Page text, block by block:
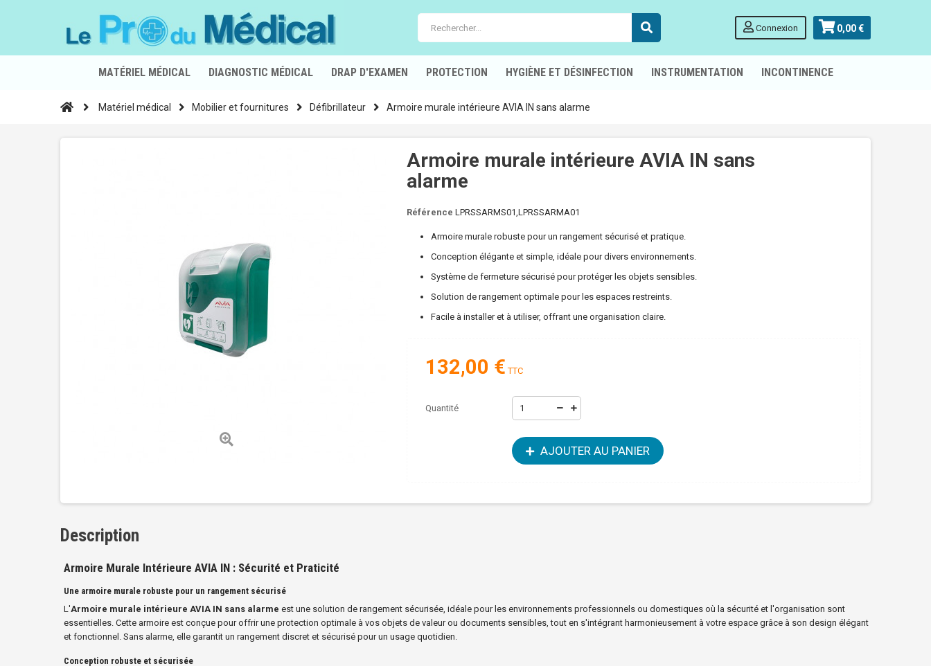
0,00 €
Connexion
MATÉRIEL MÉDICAL DIAGNOSTIC MÉDICAL DRAP D'EXAMEN PROTECTION HYGIÈNE ET DÉSINFECTION INSTRUMENTATION INCONTINENCE
Matériel médical Mobilier et fournitures Défibrillateur Armoire murale intérieure AVIA IN sans alarme
Armoire murale intérieure AVIA IN sans
alarme
Référence LPRSSARMS01,LPRSSARMA01
Armoire murale robuste pour un rangement sécurisé et pratique.
Conception élégante et simple, idéale pour divers environnements.
Système de fermeture sécurisé pour protéger les objets sensibles.
Solution de rangement optimale pour les espaces restreints.
Facile à installer et à utiliser, offrant une organisation claire.
132,00 € TTC
Quantité
AJOUTER AU PANIER
Description
Armoire Murale Intérieure AVIA IN : Sécurité et Praticité
Une armoire murale robuste pour un rangement sécurisé
L'Armoire murale intérieure AVIA IN sans alarme est une solution de rangement sécurisée, idéale pour les environnements professionnels ou domestiques où la sécurité et l'organisation sont
essentielles. Cette armoire est conçue pour offrir une protection optimale à vos objets de valeur ou documents sensibles, tout en s'intégrant harmonieusement à votre espace grâce à son design élégant
et fonctionnel. Sans alarme, elle garantit un rangement discret et sécurisé pour un usage quotidien.
Conception robuste et sécurisée